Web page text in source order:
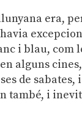
era,
i blau, com
alguns
de sabates,
també, i